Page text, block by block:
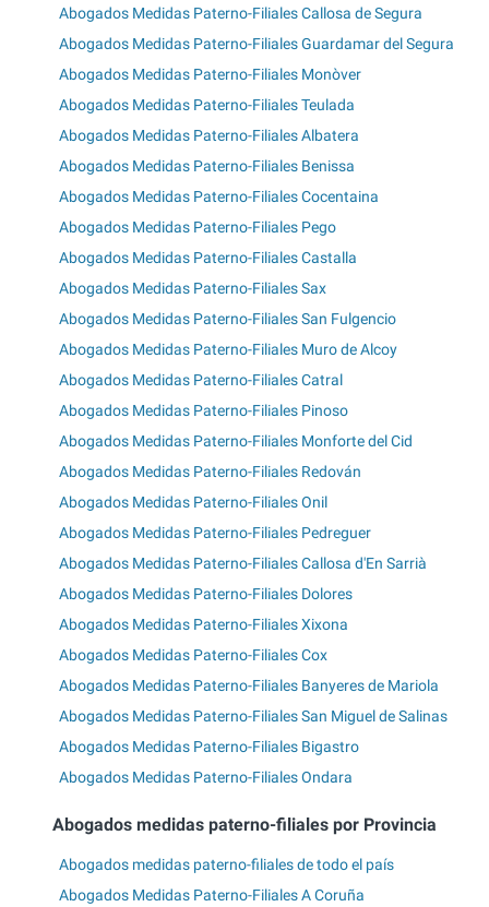
Abogados Medidas Paterno-Filiales Callosa de Segura
Abogados Medidas Paterno-Filiales Guardamar del Segura
Abogados Medidas Paterno-Filiales Monòver
Abogados Medidas Paterno-Filiales Teulada
Abogados Medidas Paterno-Filiales Albatera
Abogados Medidas Paterno-Filiales Benissa
Abogados Medidas Paterno-Filiales Cocentaina
Abogados Medidas Paterno-Filiales Pego
Abogados Medidas Paterno-Filiales Castalla
Abogados Medidas Paterno-Filiales Sax
Abogados Medidas Paterno-Filiales San Fulgencio
Abogados Medidas Paterno-Filiales Muro de Alcoy
Abogados Medidas Paterno-Filiales Catral
Abogados Medidas Paterno-Filiales Pinoso
Abogados Medidas Paterno-Filiales Monforte del Cid
Abogados Medidas Paterno-Filiales Redován
Abogados Medidas Paterno-Filiales Onil
Abogados Medidas Paterno-Filiales Pedreguer
Abogados Medidas Paterno-Filiales Callosa d'En Sarrià
Abogados Medidas Paterno-Filiales Dolores
Abogados Medidas Paterno-Filiales Xixona
Abogados Medidas Paterno-Filiales Cox
Abogados Medidas Paterno-Filiales Banyeres de Mariola
Abogados Medidas Paterno-Filiales San Miguel de Salinas
Abogados Medidas Paterno-Filiales Bigastro
Abogados Medidas Paterno-Filiales Ondara
Abogados medidas paterno-filiales por Provincia
Abogados medidas paterno-filiales de todo el país
Abogados Medidas Paterno-Filiales A Coruña